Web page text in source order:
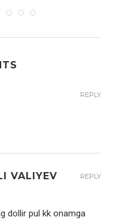
REPLY
VALIYEV
dollir pul kk onamga
REPLY